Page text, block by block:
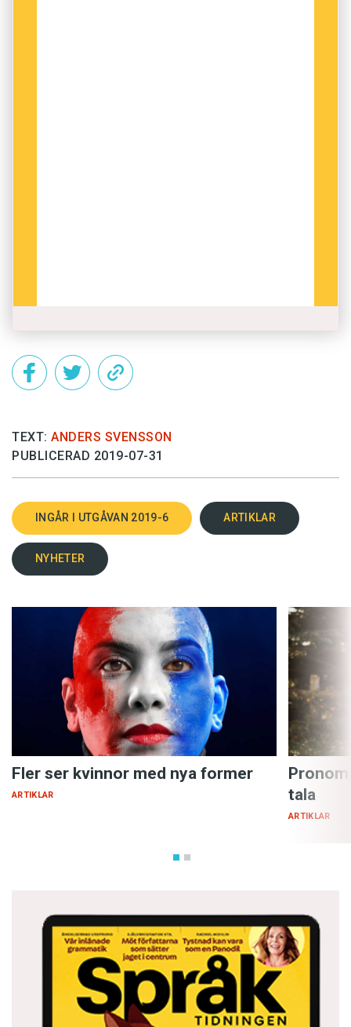
TEXT: ANDERS SVENSSON
PUBLICERAD 2019-07-31
INGÅR I UTGÅVAN 2019-6 ARTIKLAR
NYHETER
Fler ser kvinnor med nya former
ARTIKLAR
tala
ARTIKLAR